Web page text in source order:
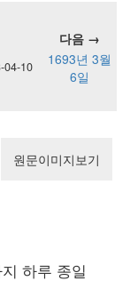
다음 →
10
1693년 3월
6일
원문이미지보기
하루 종일